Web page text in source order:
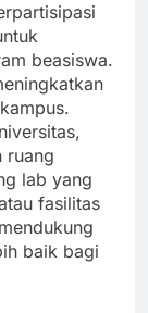
beasiswa.
ruang
lab yang
fasilitas
baik bagi